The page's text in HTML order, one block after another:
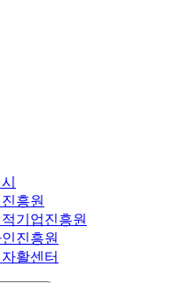
흥원
기업진흥원
진흥원
활센터